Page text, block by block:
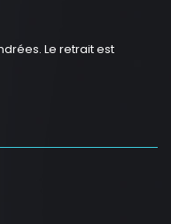
Le retrait est